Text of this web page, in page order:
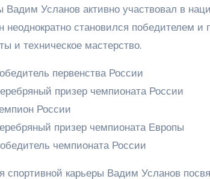
Вадим Усланов активно участвовал в
неоднократно становился победителем
и техническое мастерство.
первенства России
призер чемпионата России
России
призер чемпионата Европы
чемпионата России
спортивной карьеры Вадим Усланов